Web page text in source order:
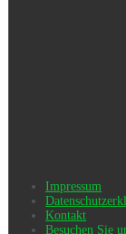
Impressum
Kontakt
Besuchen Sie